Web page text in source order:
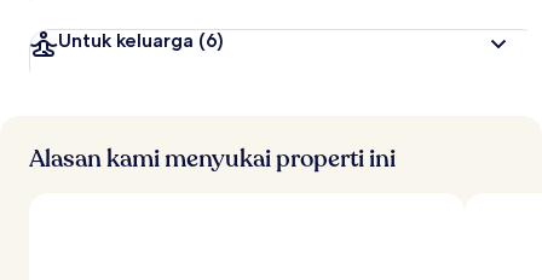
Untuk keluarga (6)
Alasan kami menyukai properti ini